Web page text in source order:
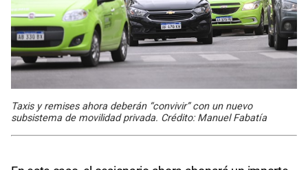
Taxis y remises ahora deberán “convivir” con un nuevo
subsistema de movilidad privada. Crédito: Manuel Fabatía